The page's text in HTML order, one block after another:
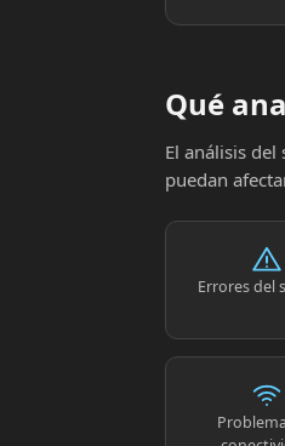
Qué
El análisis
puedan
Errores del